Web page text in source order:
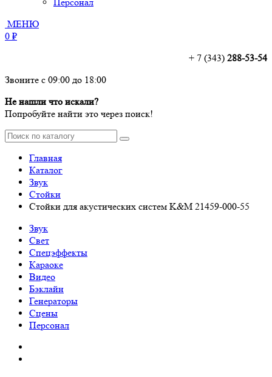
МЕНЮ
0 ₽
+ 7 (343) 288-53-54
Звоните с 09:00 до 18:00
Не нашли что искали?
Попробуйте найти это через поиск!
Главная
Каталог
Звук
Стойки
Стойки для акустических систем K&M 21459-000-55
Звук
Свет
Спецэффекты
Караоке
Видео
Бэклайн
Генераторы
Сцены
Персонал